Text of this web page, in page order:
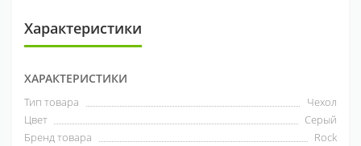
Характеристики
ХАРАКТЕРИСТИКИ
Тип товара
Чехол
Цвет
Серый
Бренд товара
Rock